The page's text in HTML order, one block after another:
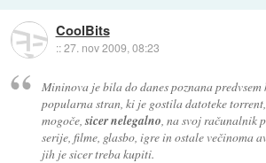
CoolBits
::27. nov 2009, 08:23
Mininova je bila do danes poznana predvsem
popularna stran, ki je gostila datoteke
mogoče, sicer nelegalno , na svoj računalnik
serije, filme, glasbo, igre in ostale večinoma
jih je sicer treba kupiti.